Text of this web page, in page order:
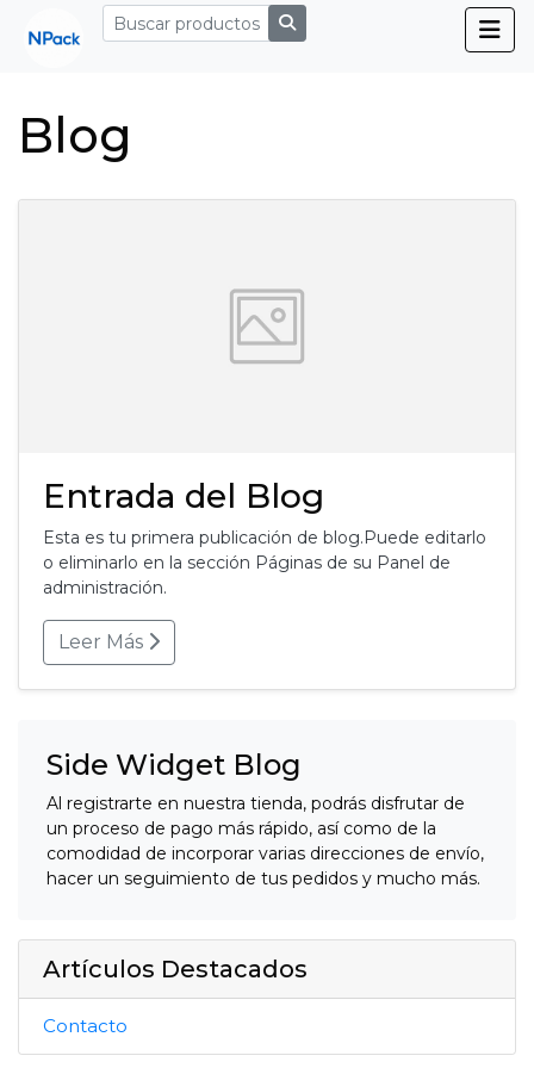
Blog
Entrada del Blog
Esta es tu primera publicación de blog.Puede editarlo
o eliminarlo en la sección Páginas de su Panel de
administración.
Leer Más
Side Widget Blog
Al registrarte en nuestra tienda, podrás disfrutar de
un proceso de pago más rápido, así como de la
comodidad de incorporar varias direcciones de envío,
hacer un seguimiento de tus pedidos y mucho más.
Artículos Destacados
Contacto